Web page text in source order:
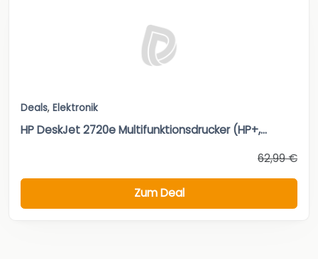
Deals, Elektronik
HP DeskJet 2720e Multifunktionsdrucker (HP+,...
62,99 €
Zum Deal